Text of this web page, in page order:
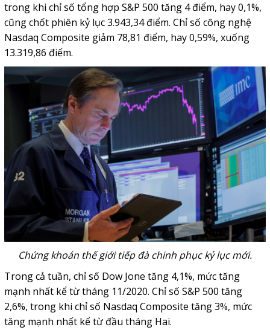
trong khi chỉ số tổng hợp S&P 500 tăng 4 điểm, hay 0,1%,
cũng chốt phiên kỷ lục 3.943,34 điểm. Chỉ số công nghệ
Nasdaq Composite giảm 78,81 điểm, hay 0,59%, xuống
13.319,86 điểm.
Chứng khoán thế giới tiếp đà chinh phục kỷ lục mới.
Trong cả tuần, chỉ số Dow Jone tăng 4,1%, mức tăng
mạnh nhất kể từ tháng 11/2020. Chỉ số S&P 500 tăng
2,6%, trong khi chỉ số Nasdaq Composite tăng 3%, mức
tăng mạnh nhất kể từ đầu tháng Hai.